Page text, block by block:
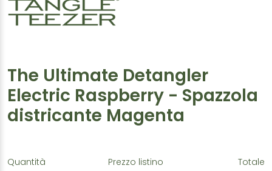
The Ultimate Detangler
Electric Raspberry - Spazzola
districante Magenta
Quantità Prezzo listino Totale